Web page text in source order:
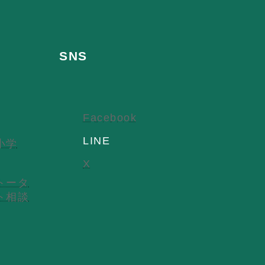
学
ータ
相談
SNS
Facebook
LINE
X